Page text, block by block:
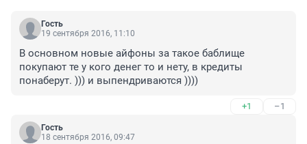
Гость
19 сентября 2016, 11:10
В основном новые айфоны за такое баблище
покупают те у кого денег то и нету, в кредиты
понаберут. ))) и выпендриваются ))))
+1 –1
Гость
18 сентября 2016, 09:47